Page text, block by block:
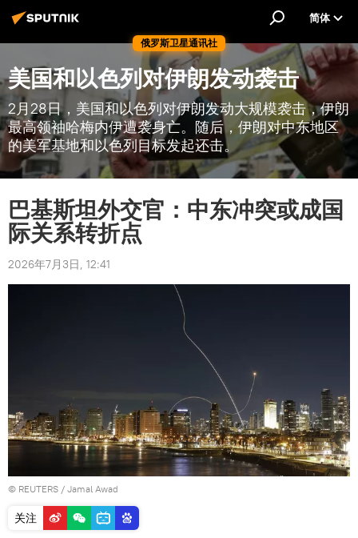
俄罗斯卫星通讯社
简体
美国和以色列对伊朗发动袭击
2月28日，美国和以色列对伊朗发动大规模袭击，伊朗
最高领袖哈梅内伊遭袭身亡。随后，伊朗对中东地区
的美军基地和以色列目标发起还击。
巴基斯坦外交官：中东冲突或成国
际关系转折点
2026年7月3日, 12:41
© REUTERS / Jamal Awad
关注